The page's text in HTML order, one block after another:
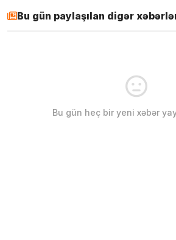
Bu gün paylaşılan digər
Bu gün heç bir yeni xəbər